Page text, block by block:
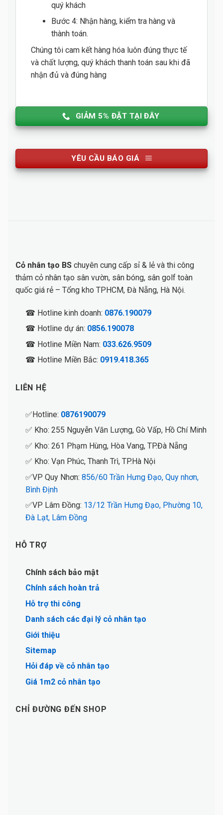
quý khách
Bước 4: Nhận hàng, kiểm tra hàng và
thành toán.
Chúng tôi cam kết hàng hóa luôn đúng thực tế
và chất lượng, quý khách thanh toán sau khi đã
nhận đủ và đúng hàng
GIẢM 5% ĐẶT TẠI ĐÂY
YÊU CẦU BÁO GIÁ
Cỏ nhân tạo BS chuyên cung cấp sỉ & lẻ và thi công
thảm cỏ nhân tạo sân vườn, sân bóng, sân golf toàn
quốc giá rẻ – Tổng kho TPHCM, Đà Nẵng, Hà Nội.
☎ Hotline kinh doanh: 0876.190079
☎ Hotline dự án: 0856.190078
☎ Hotline Miền Nam: 033.626.9509
☎ Hotline Miền Bắc: 0919.418.365
LIÊN HỆ
✅Hotline: 0876190079
✅ Kho: 255 Nguyễn Văn Lượng, Gò Vấp, Hồ Chí Minh
✅ Kho: 261 Phạm Hùng, Hòa Vang, TP.Đà Nẵng
✅ Kho: Vạn Phúc, Thanh Trì, TP.Hà Nội
✅VP Quy Nhơn: 856/60 Trần Hưng Đạo, Quy nhơn,
Bình Định
✅VP Lâm Đồng: 13/12 Trần Hưng Đạo, Phường 10,
Đà Lạt, Lâm Đồng
HỖ TRỢ
Chính sách bảo mật
Chính sách hoàn trả
Hỗ trợ thi công
Danh sách các đại lý cỏ nhân tạo
Giới thiệu
Sitemap
Hỏi đáp về cỏ nhân tạo
Giá 1m2 cỏ nhân tạo
CHỈ ĐƯỜNG ĐẾN SHOP